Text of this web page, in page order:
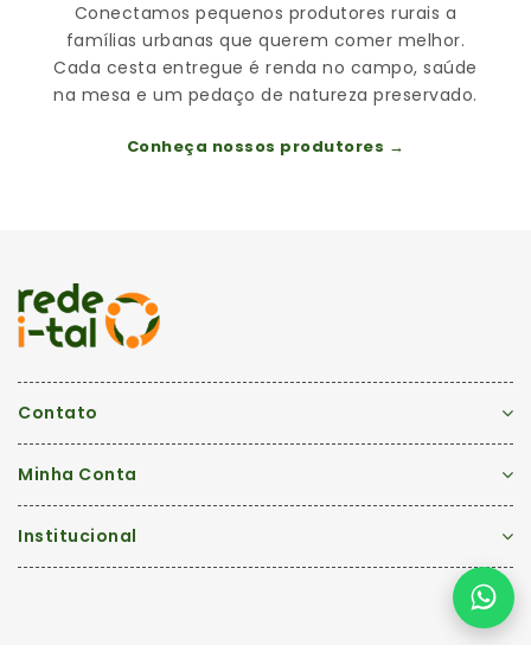
Conectamos pequenos produtores rurais a
famílias urbanas que querem comer melhor.
Cada cesta entregue é renda no campo, saúde
na mesa e um pedaço de natureza preservado.
Conheça nossos produtores →
Contato
Minha Conta
Institucional